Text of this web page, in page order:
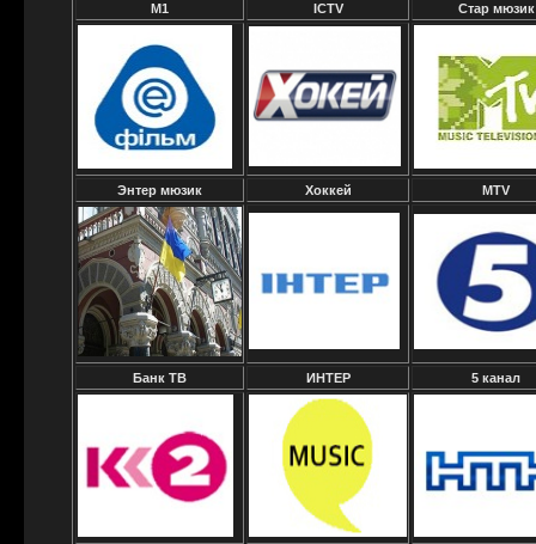
М1 ICTV Стар мюзик
Энтер мюзик Хоккей MTV
Банк ТВ ИНТЕР 5 канал